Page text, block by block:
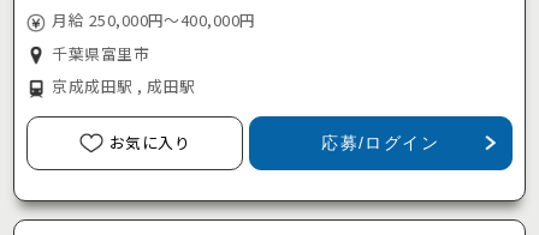
月給 250,000円～400,000円
千葉県富里市
京成成田駅 , 成田駅
お気に入り 応募/ログイン